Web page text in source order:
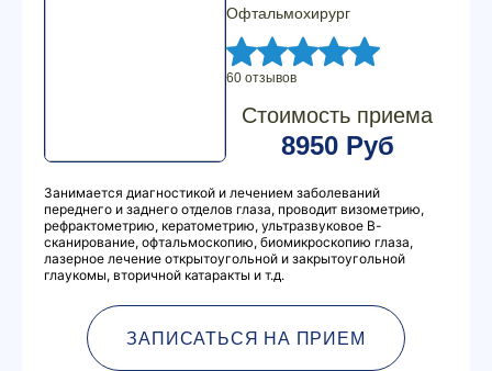
Офтальмохирург
60 отзывов
Стоимость приема
8950 Руб
Занимается диагностикой и лечением заболеваний
переднего и заднего отделов глаза, проводит визометрию,
рефрактометрию, кератометрию, ультразвуковое В-
сканирование, офтальмоскопию, биомикроскопию глаза,
лазерное лечение открытоугольной и закрытоугольной
глаукомы, вторичной катаракты и т.д.
ЗАПИСАТЬСЯ НА ПРИЕМ